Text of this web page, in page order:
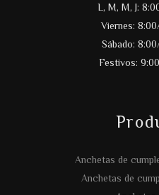
L, M, M, J:
Viernes:
Sábado:
Festivos:
Anchetas de
Anchetas de